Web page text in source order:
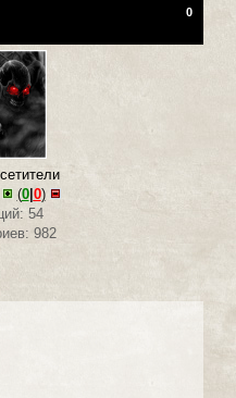
0
(0| 0)
54
982